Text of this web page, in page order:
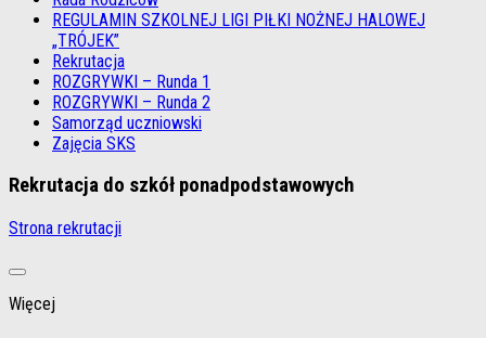
REGULAMIN SZKOLNEJ LIGI PIŁKI NOŻNEJ HALOWEJ
„TRÓJEK”
Rekrutacja
ROZGRYWKI – Runda 1
ROZGRYWKI – Runda 2
Samorząd uczniowski
Zajęcia SKS
Rekrutacja do szkół ponadpodstawowych
Strona rekrutacji
Więcej